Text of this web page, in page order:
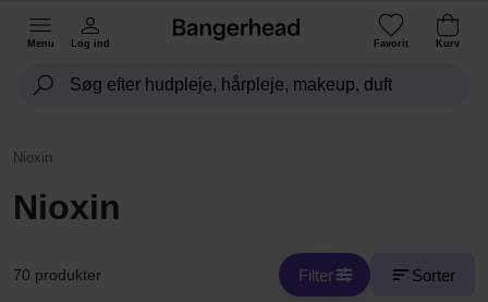
Menu Log ind Favorit Kurv
Nioxin
Nioxin
70 produkter Filter Sorter